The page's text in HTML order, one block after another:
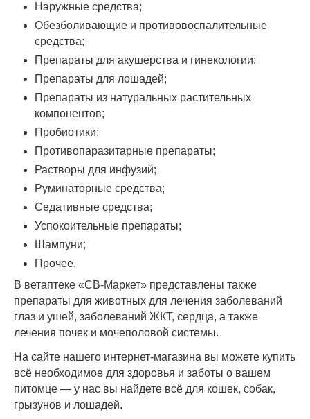
Наружные средства;
Обезболивающие и противовоспалительные
средства;
Препараты для акушерства и гинекологии;
Препараты для лошадей;
Препараты из натуральных растительных
компонентов;
Пробиотики;
Противопаразитарные препараты;
Растворы для инфузий;
Руминаторные средства;
Седативные средства;
Успокоительные препараты;
Шампуни;
Прочее.
В ветаптеке «СВ-Маркет» представлены также
препараты для животных для лечения заболеваний
глаз и ушей, заболеваний ЖКТ, сердца, а также
лечения почек и мочеполовой системы.
На сайте нашего интернет-магазина вы можете купить
всё необходимое для здоровья и заботы о вашем
питомце — у нас вы найдете всё для кошек, собак,
грызунов и лошадей.